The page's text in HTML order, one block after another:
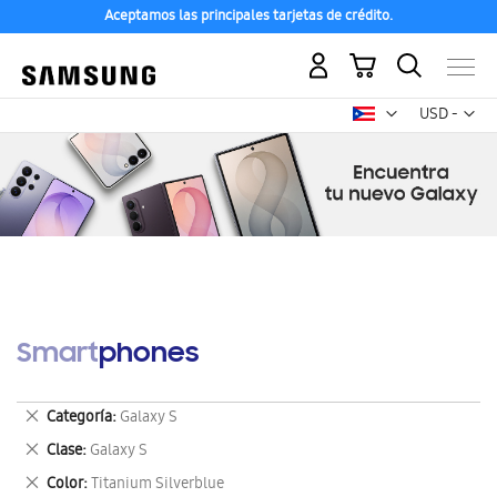
Aceptamos las principales tarjetas de crédito.
USD -
dólar
Mi carrito
Smartphones
Categoría Galaxy S
Eliminar
este
artículo
Clase Galaxy S
Eliminar
este
Color Titanium Silverblue
Eliminar